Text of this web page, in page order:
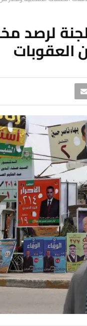
ذي قار تشكل 45
العقوبات